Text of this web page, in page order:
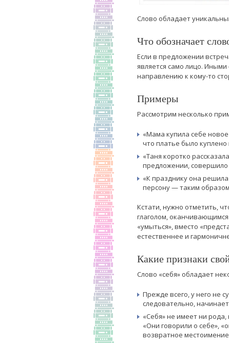
Слово обладает
Что обозначает
Если в предложении
является само лицо.
направлению к кому-то
Примеры
Рассмотрим несколько
«Мама купила себе
что платье было
«Таня коротко
предложении,
«К празднику она
персону — таким
Кстати, нужно отметить,
глаголом,
«умыться», вместо
естественнее и
Какие признаки
Слово «себя» обладает
Прежде всего, у него не
следовательно,
«Себя» не имеет ни
«Они говорили о себе»,
возвратное